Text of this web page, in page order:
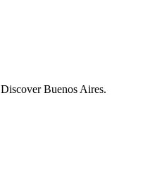
Buenos Aires.